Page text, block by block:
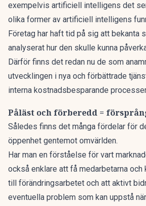
exempelvis artificiell intelligens det
olika former av artificiell intelligens
Företag har haft tid på sig att bekanta
analyserat hur den skulle kunna
Därför finns det redan nu de som
utvecklingen i nya och förbättrade
interna kostnadsbesparande
Påläst och förberedd =
Således finns det många fördelar för
öppenhet gentemot omvärlden.
Har man en förståelse för vart
också enklare att få medarbetarna och
till förändringsarbetet och att aktivt
eventuella problem som kan uppstå